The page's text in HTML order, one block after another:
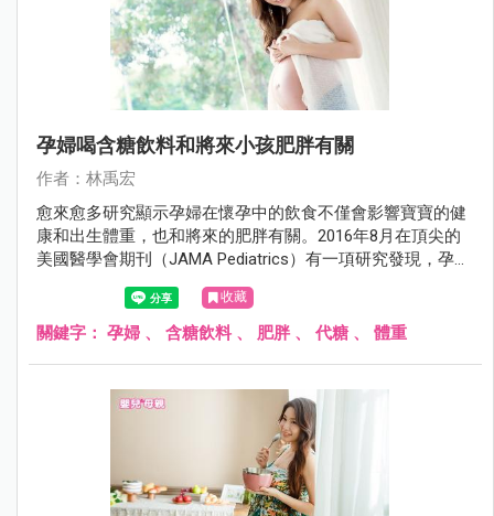
孕婦喝含糖飲料和將來小孩肥胖有關
作者：林禹宏
愈來愈多研究顯示孕婦在懷孕中的飲食不僅會影響寶寶的健
康和出生體重，也和將來的肥胖有關。2016年8月在頂尖的
美國醫學會期刊（JAMA Pediatrics）有一項研究發現，孕婦
喝含糖飲料會影響將來小孩的體重。
收藏
關鍵字： 孕婦 、 含糖飲料 、 肥胖、 代糖 、 體重